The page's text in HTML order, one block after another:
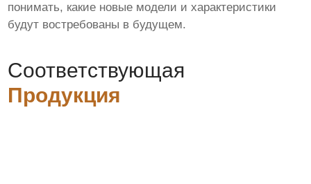
понимать, какие новые модели и характеристики
будут востребованы в будущем.
Соответствующая
Продукция